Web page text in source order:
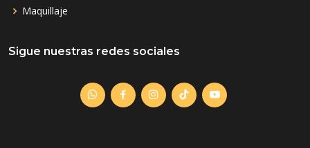
Maquillaje
Sigue nuestras redes sociales